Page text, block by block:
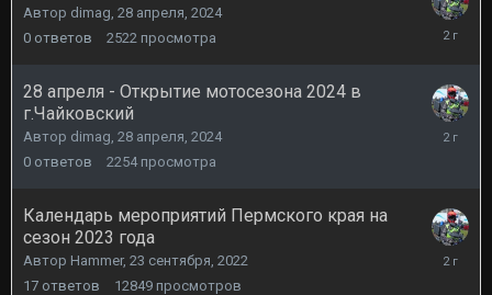
Автор dimag, 28 апреля, 2024
0 ответов 2522 просмотра
28
28 апреля - Открытие мотосезона 2024 в
г.Чайковский
Автор dimag, 28 апреля, 2024
0 ответов 2254 просмотра
28
Календарь мероприятий Пермского края на
сезон 2023 года
Автор Hammer, 23 сентября, 2022
17 ответов 12849 просмотров
12